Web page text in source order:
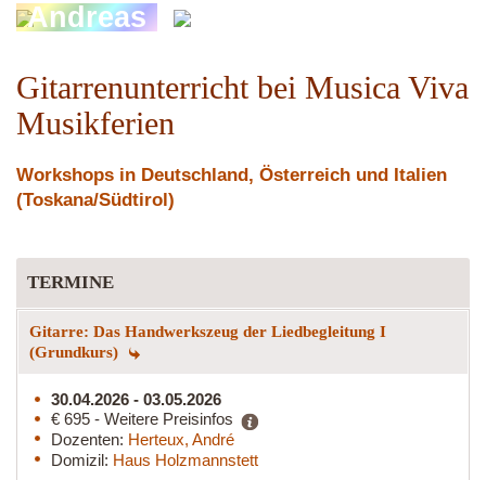
Andreas
Gitarrenunterricht bei Musica Viva
Musikferien
Workshops in Deutschland, Österreich und Italien
(Toskana/Südtirol)
TERMINE
Gitarre: Das Handwerkszeug der Liedbegleitung I
(Grundkurs)
30.04.2026 - 03.05.2026
€ 695 - Weitere Preisinfos
Dozenten: Herteux, André
Domizil: Haus Holzmannstett